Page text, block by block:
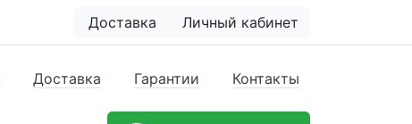
Доставка Личный кабинет
Доставка Гарантии Контакты